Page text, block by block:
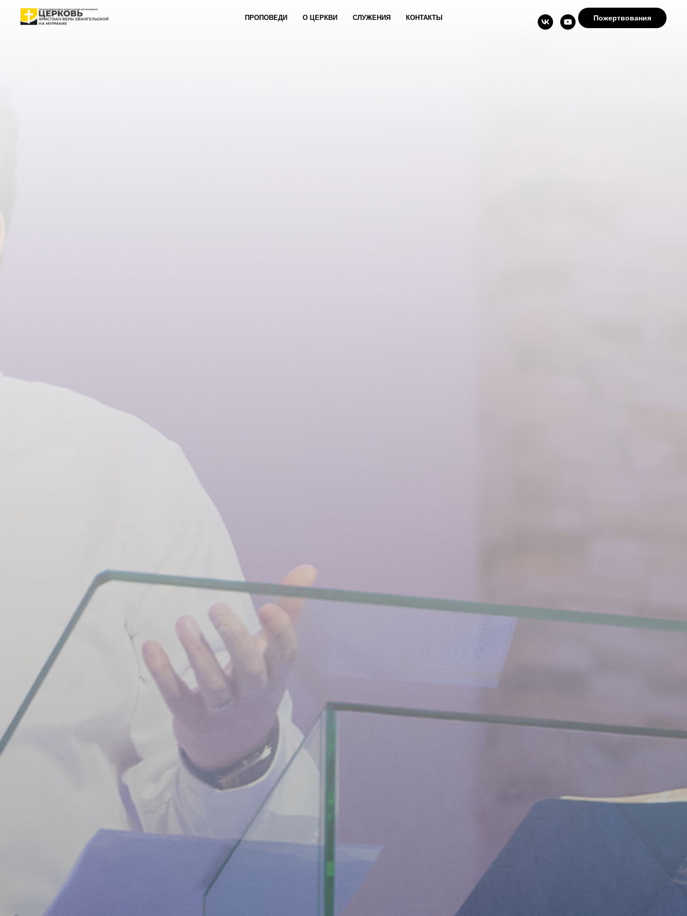
ПРОПОВЕДИ О ЦЕРКВИ СЛУЖЕНИЯ КОНТАКТЫ Пожертвования